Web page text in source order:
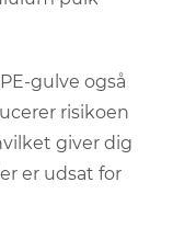
gulve også
risikoen
giver dig
er udsat for